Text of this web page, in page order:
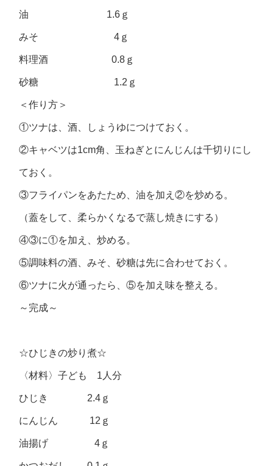
油 1.6ｇ
みそ 4ｇ
料理酒 0.8ｇ
砂糖 1.2ｇ
＜作り方＞
①ツナは、酒、しょうゆにつけておく。
②キャベツは1cm角、玉ねぎとにんじんは千切りにし
ておく。
③フライパンをあたため、油を加え②を炒める。
（蓋をして、柔らかくなるで蒸し焼きにする）
④③に①を加え、炒める。
⑤調味料の酒、みそ、砂糖は先に合わせておく。
⑥ツナに火が通ったら、⑤を加え味を整える。
～完成～
☆ひじきの炒り煮☆
〈材料〉子ども 1人分
ひじき 2.4ｇ
にんじん 12ｇ
油揚げ 4ｇ